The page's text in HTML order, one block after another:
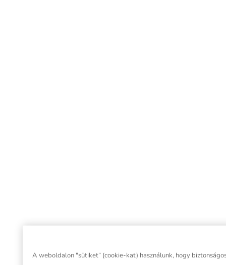
A weboldalon "sütiket” (cookie-kat) használunk, hogy